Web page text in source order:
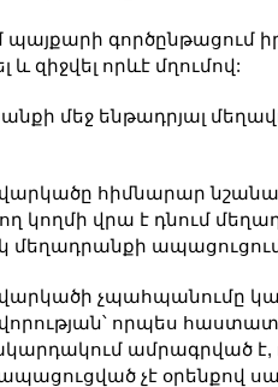
պայքարի գործընթացում
զիջվել որևէ մղումով:
մեջ ենթադրյալ
հիմնարար
կողմի վրա է դնում
մեղադրանքի
չպահպանումը
որպես
ամրագրված է,
չէ օրենքով